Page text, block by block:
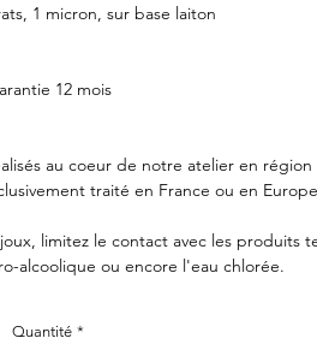
1 micron, sur base laiton
12 mois
au coeur de notre atelier en région
traité en France ou en
limitez le contact avec les produits
alcoolique ou encore l'eau chlorée.
Quantité *